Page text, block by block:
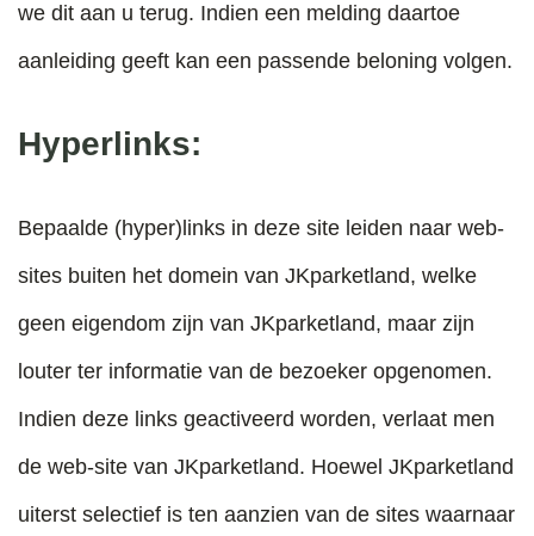
we dit aan u terug. Indien een melding daartoe
aanleiding geeft kan een passende beloning volgen.
Hyperlinks:
Bepaalde (hyper)links in deze site leiden naar web-
sites buiten het domein van JKparketland, welke
geen eigendom zijn van JKparketland, maar zijn
louter ter informatie van de bezoeker opgenomen.
Indien deze links geactiveerd worden, verlaat men
de web-site van JKparketland. Hoewel JKparketland
uiterst selectief is ten aanzien van de sites waarnaar